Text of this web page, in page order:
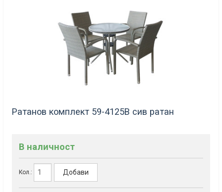
Ратанов комплект 59-4125В сив ратан
В наличност
Кол.: Добави